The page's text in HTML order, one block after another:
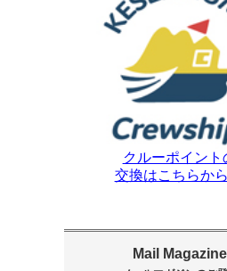
クルーポイント
交換はこちらか